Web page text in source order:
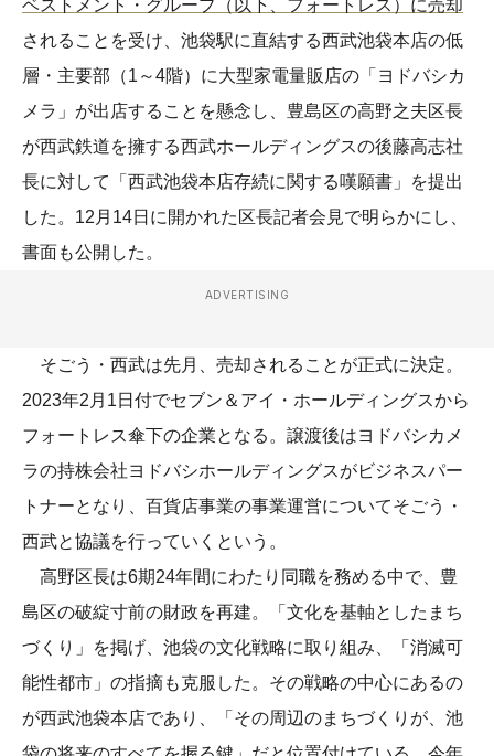
ベストメント・グループ（以下、フォートレス）に売却
されることを受け、池袋駅に直結する西武池袋本店の低
層・主要部（1～4階）に大型家電量販店の「ヨドバシカ
メラ」が出店することを懸念し、豊島区の高野之夫区長
が西武鉄道を擁する西武ホールディングスの後藤高志社
長に対して「西武池袋本店存続に関する嘆願書」を提出
した。12月14日に開かれた区長記者会見で明らかにし、
書面も公開した。
ADVERTISING
そごう・西武は先月、売却されることが正式に決定。
2023年2月1日付でセブン＆アイ・ホールディングスから
フォートレス傘下の企業となる。譲渡後はヨドバシカメ
ラの持株会社ヨドバシホールディングスがビジネスパー
トナーとなり、百貨店事業の事業運営についてそごう・
西武と協議を行っていくという。
高野区長は6期24年間にわたり同職を務める中で、豊
島区の破綻寸前の財政を再建。「文化を基軸としたまち
づくり」を掲げ、池袋の文化戦略に取り組み、「消滅可
能性都市」の指摘も克服した。その戦略の中心にあるの
が西武池袋本店であり、「その周辺のまちづくりが、池